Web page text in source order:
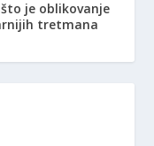
je oblikovanje
tretmana